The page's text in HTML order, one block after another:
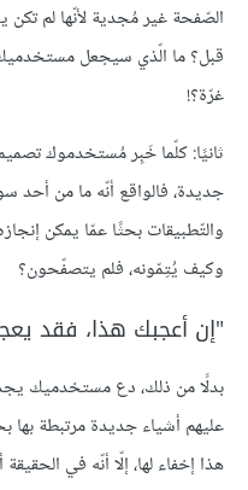
الصّفحة غير مُجدية لأنّها لم
قبل؟ ما الّذي سيجعل
غرّة؟!
ثانيًا: كلّما خَبِر مُستخدموك
جديدة، فالواقع أنّه ما من أحد
والتّطبيقات بحثًا عمّا يمكن
وكيف يُتِمّونه، فلم يتصفّحون؟
"إن أعجبك هذا، فقد
بدلًا من ذلك، دع مستخدميك
عليهم أشياء جديدة مرتبطة بها
هذا إخفاء لها، إلّا أنّه في